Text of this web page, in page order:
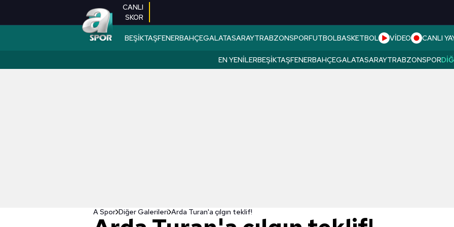
CANLI
SKOR
BEŞİKTAŞFENERBAHÇEGALATASARAYTRABZONSPORFUTBOLBASKETBOL VİDEO CANLI
EN YENILERBEŞIKTAŞFENERBAHÇEGALATASARAYTRABZONSPOR
A Spor Diğer Galerileri Arda Turan'a çılgın teklif!